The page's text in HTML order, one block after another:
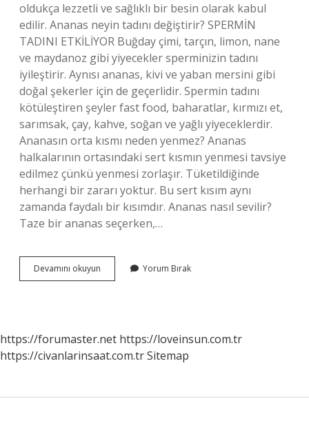
oldukça lezzetli ve sağlıklı bir besin olarak kabul
edilir. Ananas neyin tadını değiştirir? SPERMİN
TADINI ETKİLİYOR Buğday çimi, tarçın, limon, nane
ve maydanoz gibi yiyecekler sperminizin tadını
iyileştirir. Aynısı ananas, kivi ve yaban mersini gibi
doğal şekerler için de geçerlidir. Spermin tadını
kötüleştiren şeyler fast food, baharatlar, kırmızı et,
sarımsak, çay, kahve, soğan ve yağlı yiyeceklerdir.
Ananasın orta kısmı neden yenmez? Ananas
halkalarının ortasındaki sert kısmın yenmesi tavsiye
edilmez çünkü yenmesi zorlaşır. Tüketildiğinde
herhangi bir zararı yoktur. Bu sert kısım aynı
zamanda faydalı bir kısımdır. Ananas nasıl sevilir?
Taze bir ananas seçerken,…
Devamını okuyun
Tadı
Yorum Bırak
https://forumaster.net https://loveinsun.com.tr
https://civanlarinsaat.com.trSitemap